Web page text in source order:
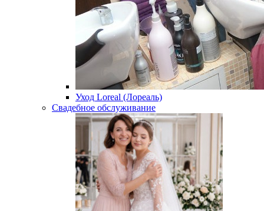
Уход Loreal (Лореаль)
Свадебное обслуживание